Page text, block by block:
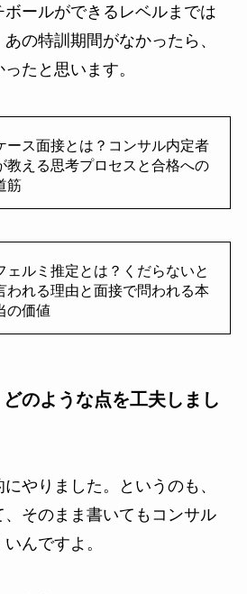
ールができるレベルまでは
の特訓期間がなかったら、
たと思います。
ース面接とは？コンサル内定者
教える思考プロセスと合格への
筋
ェルミ推定とは？くだらないと
われる理由と面接で問われる本
の価値
のような点を工夫しまし
やりました。というのも、
そのまま書いてもコンサル
んですよ。